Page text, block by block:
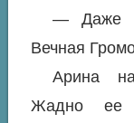
— Даже
Вечная
Арина
Жадно ее